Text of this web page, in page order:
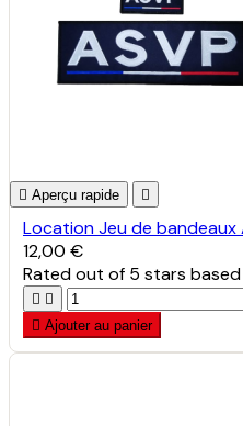
 Aperçu rapide 
Location Jeu de bandeaux
12,00 €
Ratedout of 5 stars
 
 Ajouter au panier